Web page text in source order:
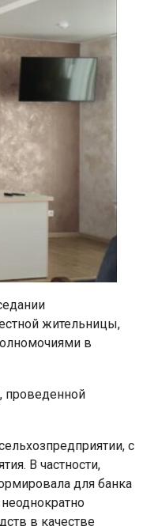
жительницы,
в
проведенной
с
В частности,
для банка
в качестве